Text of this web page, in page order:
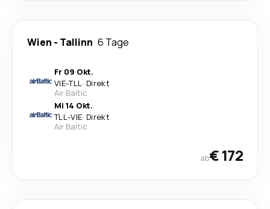
Wien - Tallinn 6 Tage
Fr 09 Okt.
VIE-TLL· Direkt
Air Baltic
Mi 14 Okt.
TLL-VIE· Direkt
Air Baltic
ab€ 172